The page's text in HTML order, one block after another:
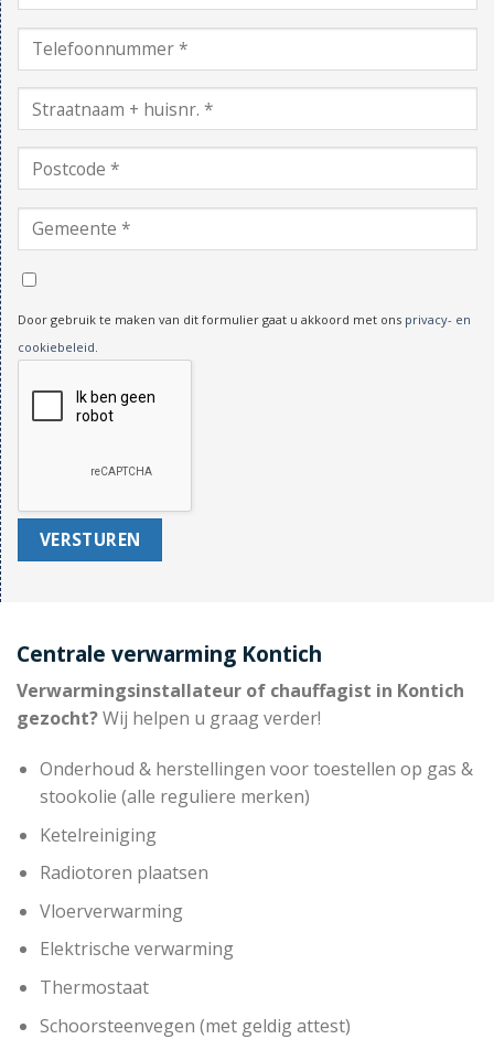
Door gebruik te maken van dit formulier gaat u akkoord met ons privacy- en
cookiebeleid.
Centrale verwarming Kontich
Verwarmingsinstallateur of chauffagist in Kontich
gezocht?Wij helpen u graag verder!
Onderhoud & herstellingen voor toestellen op gas &
stookolie (alle reguliere merken)
Ketelreiniging
Radiotoren plaatsen
Vloerverwarming
Elektrische verwarming
Thermostaat
Schoorsteenvegen (met geldig attest)